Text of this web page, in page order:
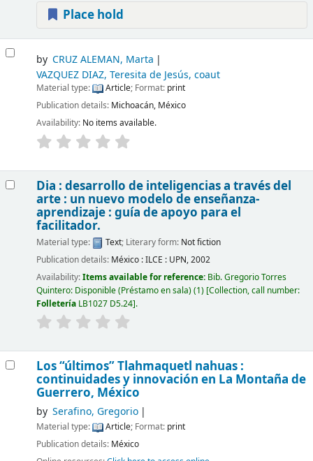
Place hold
by CRUZ ALEMAN, Marta
VAZQUEZ DIAZ, Teresita de Jesús, coaut
Material type: Article; Format: print
Publication details: Michoacán, México
Availability: No items available.
Dia : desarrollo de inteligencias a través del
arte : un nuevo modelo de enseñanza-
aprendizaje : guía de apoyo para el
facilitador.
Material type: Text; Literary form: Not fiction
Publication details: México :ILCE : UPN,2002
Availability:Items available for reference: Bib. Gregorio Torres
Quintero: Disponible (Préstamo en sala)(1) Collection, call number:
Folletería LB1027 D5.24 .
Los “últimos” Tlahmaquetl nahuas :
continuidades y innovación en La Montaña de
Guerrero, México
by Serafino, Gregorio
Material type: Article; Format: print
Publication details: México